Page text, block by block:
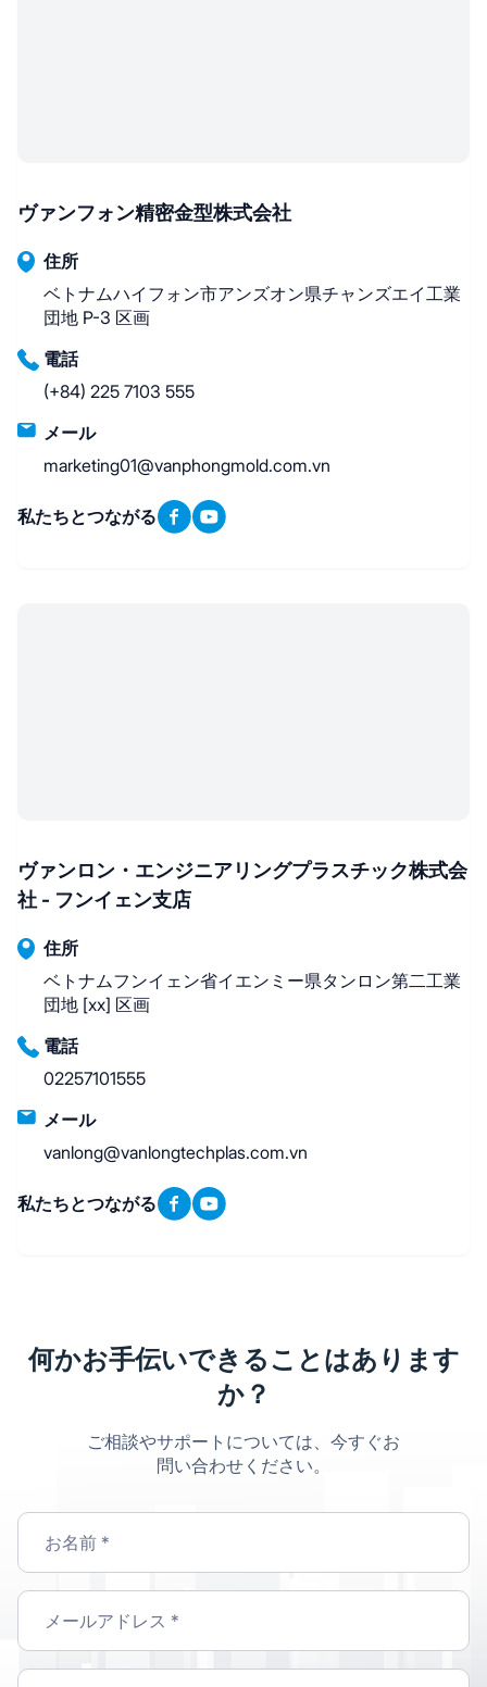
ヴァンフォン精密金型株式会社
住所
ベトナムハイフォン市アンズオン県チャンズエイ工業
団地 P-3 区画
電話
(+84) 225 7103 555
メール
marketing01@vanphongmold.com.vn
私たちとつながる
ヴァンロン・エンジニアリングプラスチック株式会
社 - フンイェン支店
住所
ベトナムフンイェン省イエンミー県タンロン第二工業
団地 [xx] 区画
電話
02257101555
メール
vanlong@vanlongtechplas.com.vn
私たちとつながる
何かお手伝いできることはあります
か？
ご相談やサポートについては、今すぐお
問い合わせください。